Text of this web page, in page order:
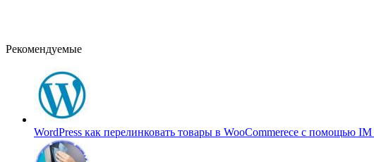
Рекомендуемые
WordPress как перелинковать товары в WooCommerece с помощью